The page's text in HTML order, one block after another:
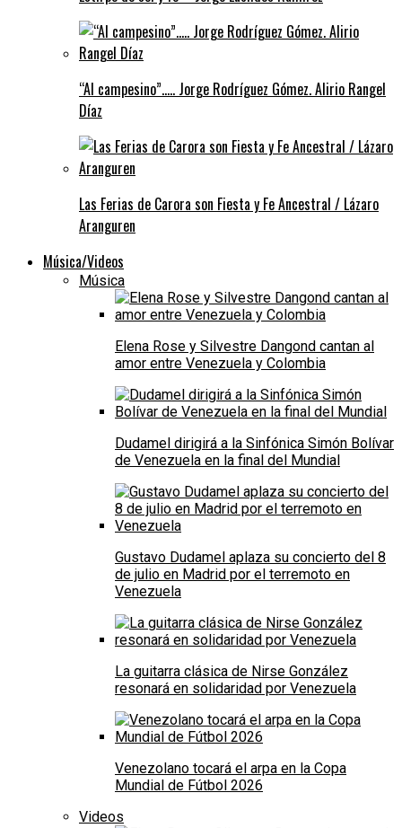
“Al campesino”….. Jorge Rodríguez Gómez. Alirio Rangel
Díaz
Las Ferias de Carora son Fiesta y Fe Ancestral / Lázaro
Aranguren
Música/Videos
Música
Elena Rose y Silvestre Dangond cantan al
amor entre Venezuela y Colombia
Dudamel dirigirá a la Sinfónica Simón Bolívar
de Venezuela en la final del Mundial
Gustavo Dudamel aplaza su concierto del 8
de julio en Madrid por el terremoto en
Venezuela
La guitarra clásica de Nirse González
resonará en solidaridad por Venezuela
Venezolano tocará el arpa en la Copa
Mundial de Fútbol 2026
Videos